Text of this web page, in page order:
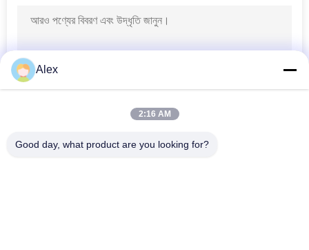
আঠালো
স্বাস্থ্যকর পণ্য জন্য হট
দ্রবীভূত আঠালো
Alex
2:16 AM
Good day, what product are you looking for?